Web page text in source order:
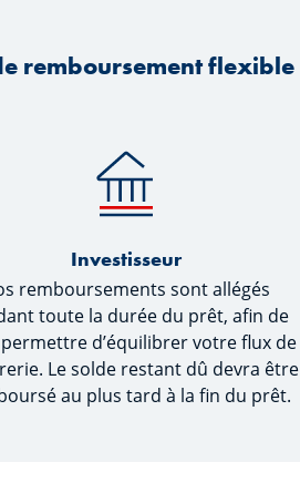
remboursement flexible
Investisseur
remboursements sont allégés
toute la durée du prêt, afin de
d’équilibrer votre flux de
Le solde restant dû devra être
au plus tard à la fin du prêt.